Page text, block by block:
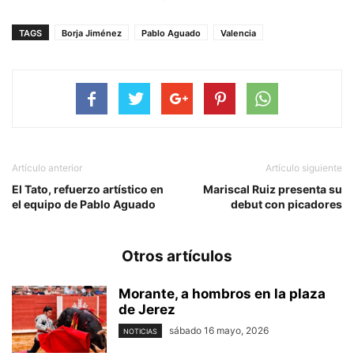
TAGS Borja Jiménez Pablo Aguado Valencia
Artículo anterior
El Tato, refuerzo artístico en
el equipo de Pablo Aguado
Artículo siguiente
Mariscal Ruiz presenta su
debut con picadores
Otros artículos
Morante, a hombros en la plaza
de Jerez
NOTICIAS sábado 16 mayo, 2026